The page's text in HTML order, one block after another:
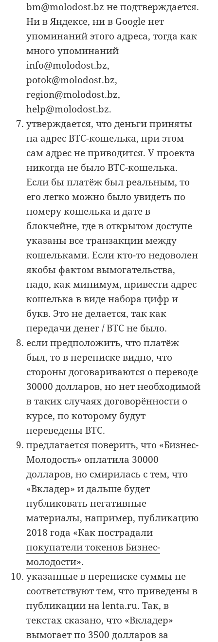
bm@molodost.bz не подтверждается.
Ни в Яндексе, ни в Google нет
упоминаний этого адреса, тогда как
много упоминаний
info@molodost.bz,
potok@molodost.bz,
region@molodost.bz,
help@molodost.bz.
утверждается, что деньги приняты
на адрес BTC-кошелька, при этом
сам адрес не приводится. У проекта
никогда не было BTC-кошелька.
Если бы платёж был реальным, то
его легко можно было увидеть по
номеру кошелька и дате в
блокчейне, где в открытом доступе
указаны все транзакции между
кошельками. Если кто-то недоволен
якобы фактом вымогательства,
надо, как минимум, привести адрес
кошелька в виде набора цифр и
букв. Это не делается, так как
передачи денег / BTC не было.
если предположить, что платёж
был, то в переписке видно, что
стороны договариваются о переводе
30000 долларов, но нет необходимой
в таких случаях договорённости о
курсе, по которому будут
переведены BTC.
предлагается поверить, что «Бизнес-
Молодость» оплатила 30000
долларов, но смирилась с тем, что
«Вкладер» и дальше будет
публиковать негативные
материалы, например, публикацию
2018 года «Как пострадали
покупатели токенов Бизнес-
молодости».
указанные в переписке суммы не
соответствуют тем, что приведены в
публикации на lenta.ru. Так, в
текстах сказано, что «Вкладер»
вымогает по 3500 долларов за